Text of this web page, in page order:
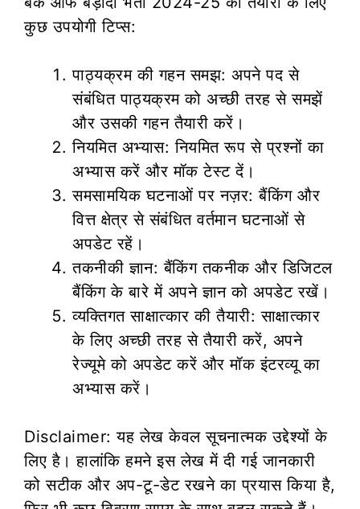
कुछ उपयोगी टिप्स:
पाठ्यक्रम की गहन समझ: अपने पद से
संबंधित पाठ्यक्रम को अच्छी तरह से समझें
और उसकी गहन तैयारी करें।
नियमित अभ्यास: नियमित रूप से प्रश्नों का
अभ्यास करें और मॉक टेस्ट दें।
समसामयिक घटनाओं पर नज़र: बैंकिंग और
वित्त क्षेत्र से संबंधित वर्तमान घटनाओं से
अपडेट रहें।
तकनीकी ज्ञान: बैंकिंग तकनीक और डिजिटल
बैंकिंग के बारे में अपने ज्ञान को अपडेट रखें।
व्यक्तिगत साक्षात्कार की तैयारी: साक्षात्कार
के लिए अच्छी तरह से तैयारी करें, अपने
रेज्यूमे को अपडेट करें और मॉक इंटरव्यू का
अभ्यास करें।
Disclaimer: यह लेख केवल सूचनात्मक उद्देश्यों के
लिए है। हालांकि हमने इस लेख में दी गई जानकारी
को सटीक और अप-टू-डेट रखने का प्रयास किया है,